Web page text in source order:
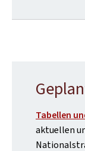
Tabellen
aktuellen